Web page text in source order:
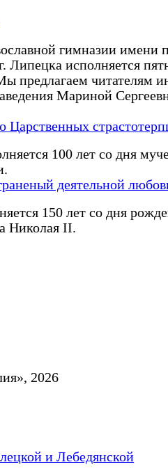
гимназии имени
Липецка исполняется
предлагаем читателям
Мариной
Царственных
100 лет со дня
деятельной
150 лет со дня
Николая II.
2026